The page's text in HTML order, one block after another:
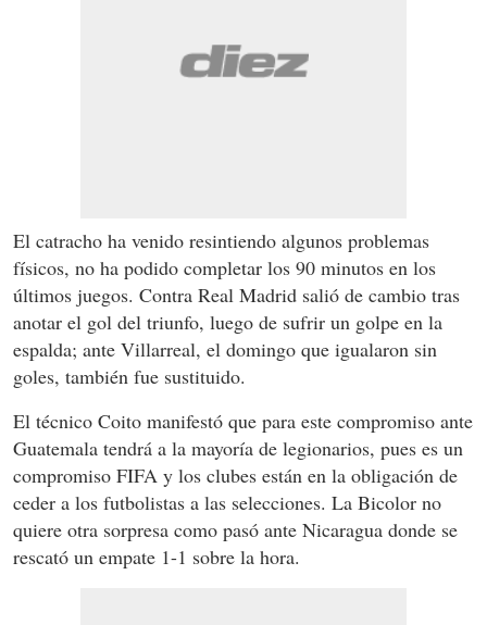
El catracho ha venido resintiendo algunos problemas
físicos, no ha podido completar los 90 minutos en los
últimos juegos. Contra Real Madrid salió de cambio tras
anotar el gol del triunfo, luego de sufrir un golpe en la
espalda; ante Villarreal, el domingo que igualaron sin
goles, también fue sustituido.
El técnico Coito manifestó que para este compromiso ante
Guatemala tendrá a la mayoría de legionarios, pues es un
compromiso FIFA y los clubes están en la obligación de
ceder a los futbolistas a las selecciones. La Bicolor no
quiere otra sorpresa como pasó ante Nicaragua donde se
rescató un empate 1-1 sobre la hora.